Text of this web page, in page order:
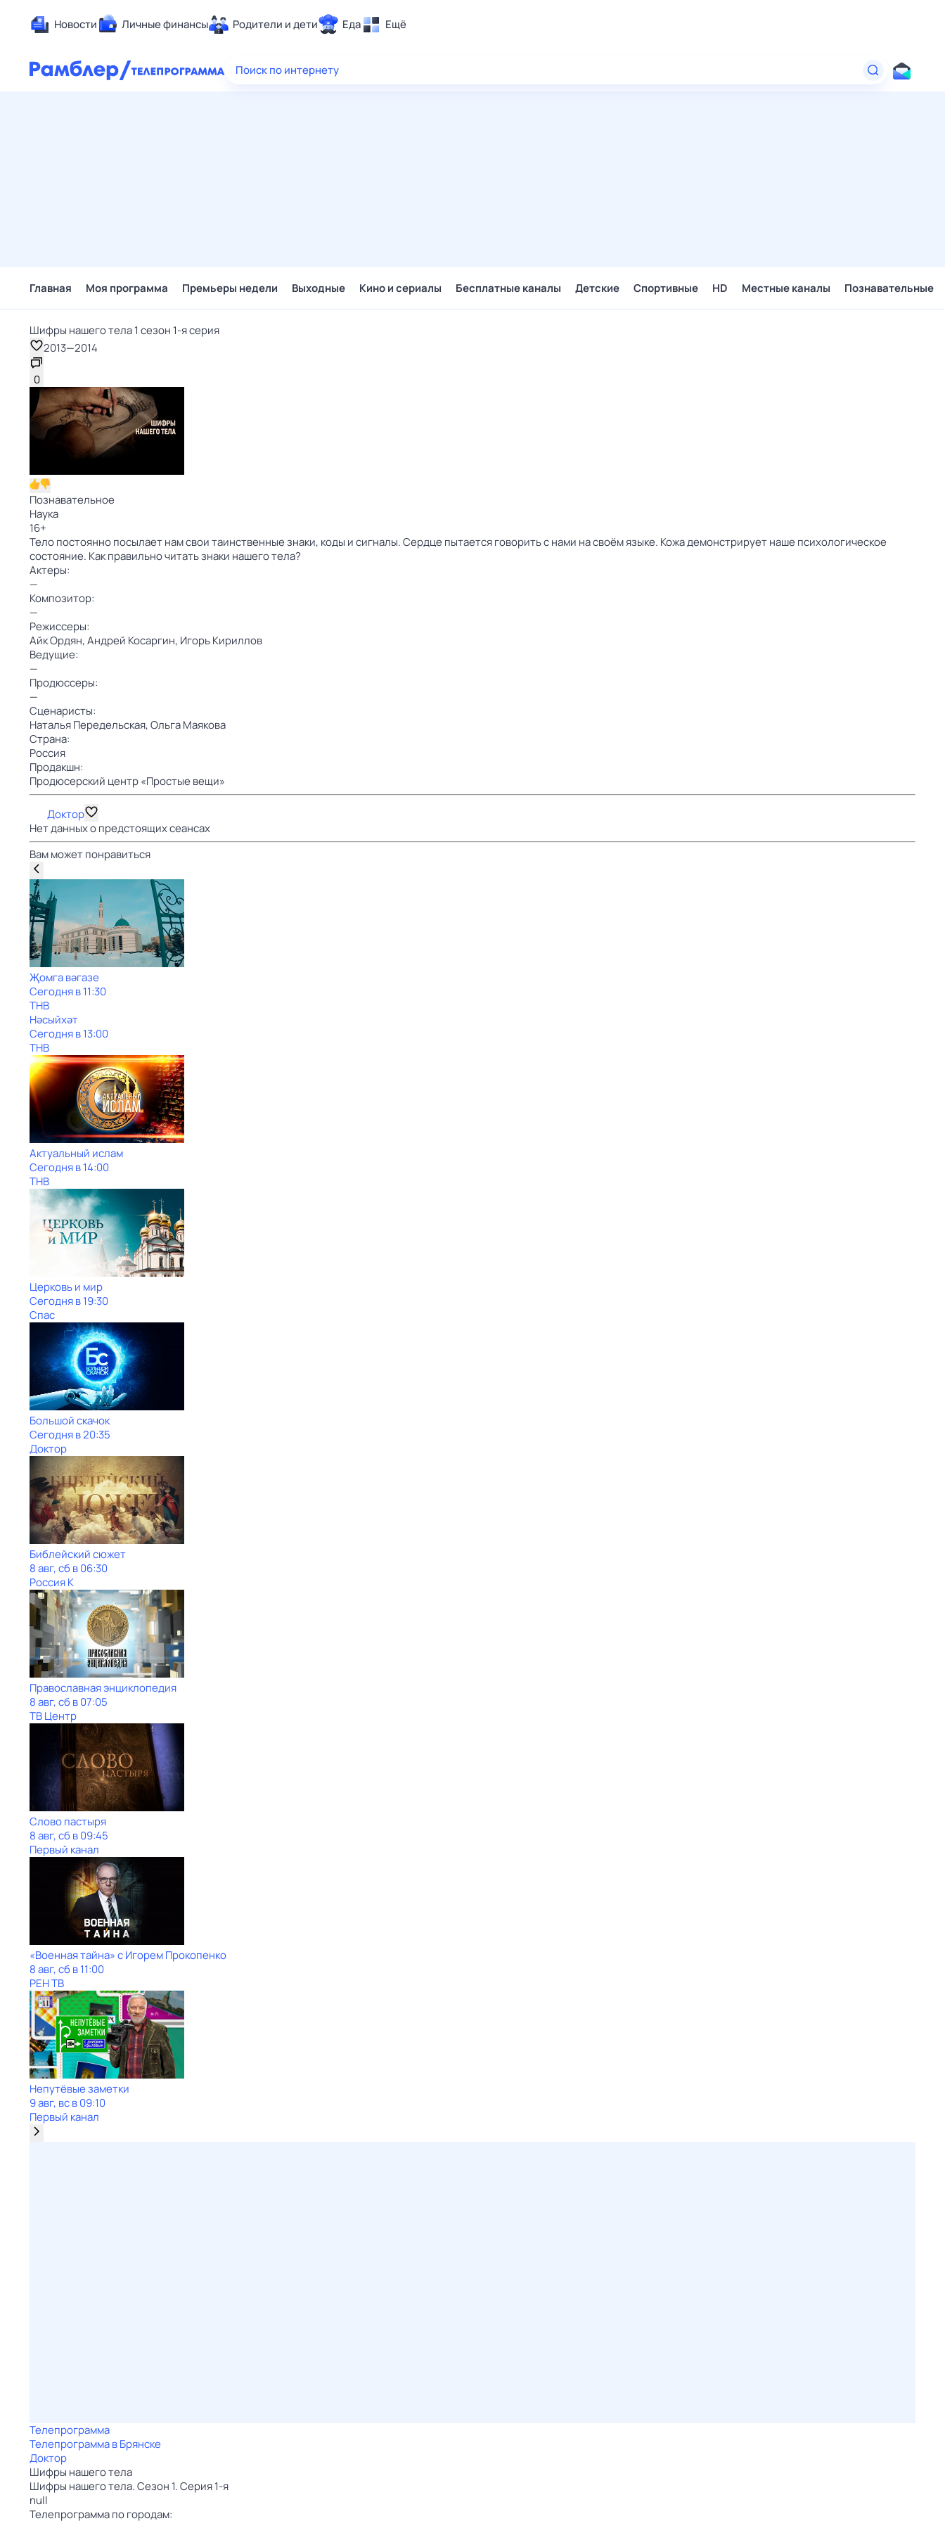
Новости Личные финансы Родители и дети Еда Ещё
Здоровье
Поиск по интернету
Главная Моя программа Премьеры недели Выходные Кино и сериалы Бесплатные каналы Детские Спортивные HD Местные каналы Познавательные
Шифры нашего тела 1 сезон 1-я серия
2013—2014
0
Познавательное
Наука
16+
Тело постоянно посылает нам свои таинственные знаки, коды и сигналы. Сердце пытается говорить с нами на своём языке. Кожа демонстрирует наше психологическое
состояние. Как правильно читать знаки нашего тела?
Актеры:
—
Композитор:
—
Режиссеры:
Айк Ордян,Андрей Косаргин, Игорь Кириллов
Ведущие:
—
Продюссеры:
—
Сценаристы:
Наталья Передельская,Ольга Маякова
Страна:
Россия
Продакшн:
Продюсерский центр «Простые вещи»
Доктор
Нет данных о предстоящих сеансах
Вам может понравиться
Җомга вәгазе
Сегодня в 11:30
ТНВ
Нәсыйхәт
Сегодня в 13:00
ТНВ
Актуальный ислам
Сегодня в 14:00
ТНВ
Церковь и мир
Сегодня в 19:30
Спас
Большой скачок
Сегодня в 20:35
Доктор
Библейский сюжет
8 авг, сб в 06:30
Россия К
Православная энциклопедия
8 авг, сб в 07:05
ТВ Центр
Слово пастыря
8 авг, сб в 09:45
Первый канал
«Военная тайна» с Игорем Прокопенко
8 авг, сб в 11:00
РЕН ТВ
Непутёвые заметки
9 авг, вс в 09:10
Первый канал
Телепрограмма
Телепрограмма в Брянске
Доктор
Шифры нашего тела
Шифры нашего тела. Сезон 1. Серия 1-я
null
Телепрограмма по городам: